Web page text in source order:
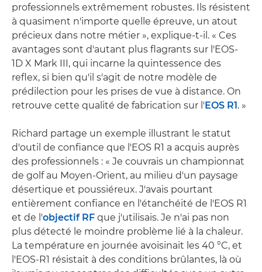
professionnels extrêmement robustes. Ils résistent
à quasiment n'importe quelle épreuve, un atout
précieux dans notre métier », explique-t-il. « Ces
avantages sont d'autant plus flagrants sur l'EOS-
1D X Mark III, qui incarne la quintessence des
reflex, si bien qu'il s'agit de notre modèle de
prédilection pour les prises de vue à distance. On
retrouve cette qualité de fabrication sur l' EOS R1 . »
Richard partage un exemple illustrant le statut
d'outil de confiance que l'EOS R1 a acquis auprès
des professionnels : « Je couvrais un championnat
de golf au Moyen-Orient, au milieu d'un paysage
désertique et poussiéreux. J'avais pourtant
entièrement confiance en l'étanchéité de l'EOS R1
et de l'objectif RF que j'utilisais. Je n'ai pas non
plus détecté le moindre problème lié à la chaleur.
La température en journée avoisinait les 40 °C, et
l'EOS-R1 résistait à des conditions brûlantes, là où